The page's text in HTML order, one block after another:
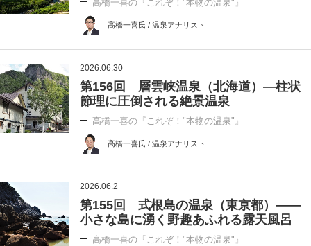
高橋一喜の『これぞ！"本物の温泉"』
高橋一喜氏 / 温泉アナリスト
2026.06.30
第156回 層雲峡温泉（北海道）―柱状
節理に圧倒される絶景温泉
高橋一喜の『これぞ！"本物の温泉"』
高橋一喜氏 / 温泉アナリスト
2026.06.2
第155回 式根島の温泉（東京都）――
小さな島に湧く野趣あふれる露天風呂
高橋一喜の『これぞ！"本物の温泉"』